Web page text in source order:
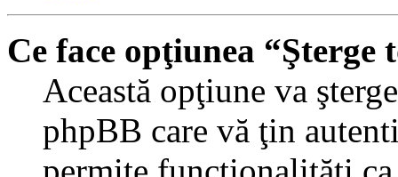
Ce face opţiunea
Această opţiune va
phpBB care vă ţin